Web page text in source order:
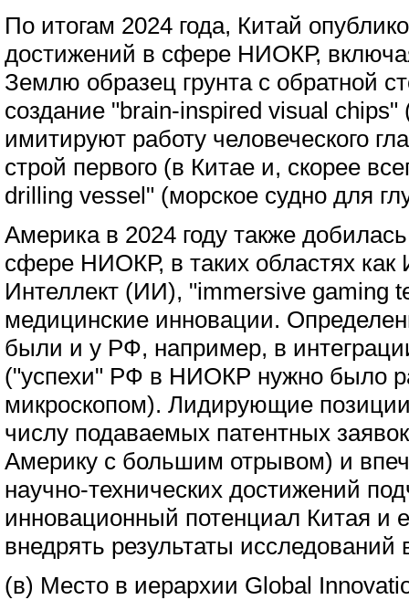
По итогам 2024 года, Китай
достижений в сфере НИОКР,
Землю образец грунта с обратной
создание "brain-inspired visual
имитируют работу человеческого
строй первого (в Китае и, скорее
drilling vessel" (морское судно для
Америка в 2024 году также
сфере НИОКР, в таких областях как
Интеллект (ИИ), "immersive gaming
медицинские инновации.
были и у РФ, например, в
("успехи" РФ в НИОКР нужно было
микроскопом). Лидирующие
числу подаваемых патентных
Америку с большим отрывом) и
научно-технических достижений
инновационный потенциал Китая и
внедрять результаты исследований
(в) Место в иерархии Global